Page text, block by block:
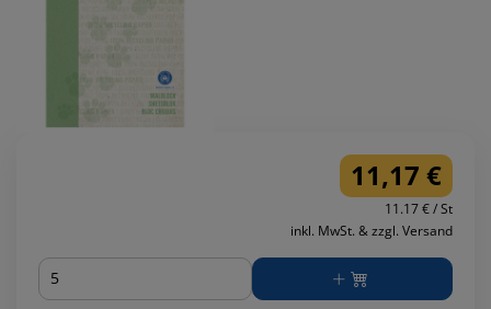
11,17 €
11.17 € / St
inkl. MwSt. & zzgl. Versand
Menge